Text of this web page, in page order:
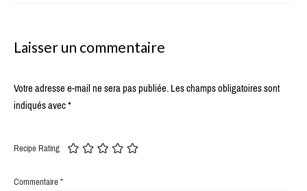
Laisser un commentaire
Votre adresse e-mail ne sera pas publiée.Les champs obligatoires sont
indiqués avec*
Recipe Rating
Commentaire*